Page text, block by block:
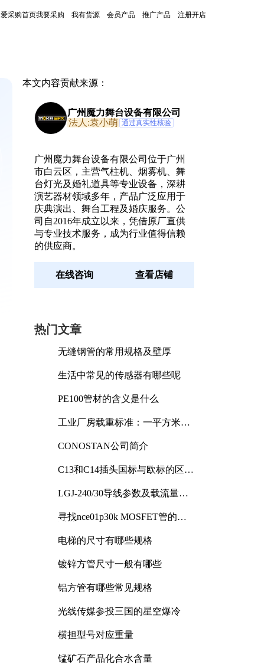
爱采购首页我要采购 我有货源 会员产品 推广产品 注册开店
本文内容贡献来源：
广州魔力舞台设备有限公司
法人:袁小萌 通过真实性核验
广州魔力舞台设备有限公司位于广州
市白云区，主营气柱机、烟雾机、舞
台灯光及婚礼道具等专业设备，深耕
演艺器材领域多年，产品广泛应用于
庆典演出、舞台工程及婚庆服务。公
司自2016年成立以来，凭借原厂直供
与专业技术服务，成为行业值得信赖
的供应商。
在线咨询 查看店铺
热门文章
无缝钢管的常用规格及壁厚
生活中常见的传感器有哪些呢
PE100管材的含义是什么
工业厂房载重标准：一平方米能
CONOSTAN公司简介
C13和C14插头国标与欧标的区别
LGJ-240/30导线参数及载流量解
寻找nce01p30k MOSFET管的合
电梯的尺寸有哪些规格
镀锌方管尺寸一般有哪些
铝方管有哪些常见规格
光线传媒参投三国的星空爆冷
横担型号对应重量
锰矿石产品化合水含量